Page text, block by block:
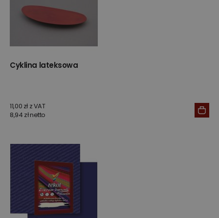
Cyklina lateksowa
11,00 zł z VAT
8,94 zł netto